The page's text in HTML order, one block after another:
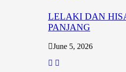
LELAKI DAN
PANJANG
June 5, 2026